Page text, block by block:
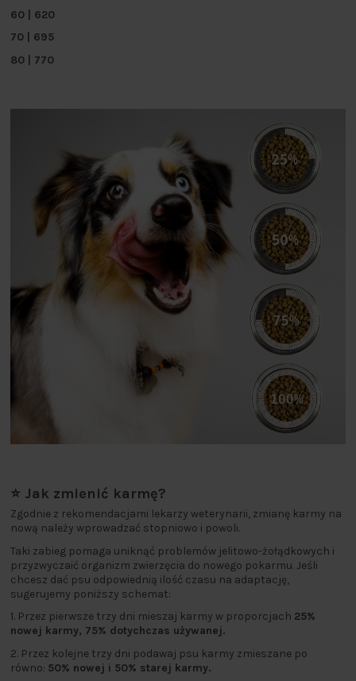
60 | 620
70 | 695
80 | 770
⭐ Jak zmienić karmę?
Zgodnie z rekomendacjami lekarzy weterynarii, zmianę karmy na
nową należy wprowadzać stopniowo i powoli.
Taki zabieg pomaga uniknąć problemów jelitowo-żołądkowych i
przyzwyczaić organizm zwierzęcia do nowego pokarmu. Jeśli
chcesz dać psu odpowiednią ilość czasu na adaptację,
sugerujemy poniższy schemat:
1. Przez pierwsze trzy dni mieszaj karmy w proporcjach 25%
nowej karmy, 75% dotychczas używanej.
2. Przez kolejne trzy dni podawaj psu karmy zmieszane po
równo: 50% nowej i 50% starej karmy.